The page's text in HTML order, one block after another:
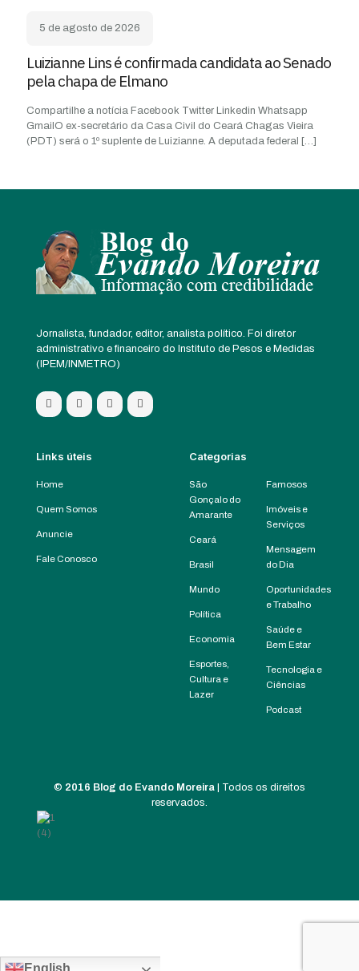
5 de agosto de 2026
Luizianne Lins é confirmada candidata ao Senado
pela chapa de Elmano
Compartilhe a notícia Facebook Twitter Linkedin Whatsapp
GmailO ex-secretário da Casa Civil do Ceará Chagas Vieira
(PDT) será o 1º suplente de Luizianne. A deputada federal […]
Jornalista, fundador, editor, analista político. Foi diretor
administrativo e financeiro do Instituto de Pesos e Medidas
(IPEM/INMETRO)
Links úteis
Home
Quem Somos
Anuncie
Fale Conosco
Categorias
São
Gonçalo do
Amarante
Ceará
Brasil
Mundo
Política
Economia
Esportes,
Cultura e
Lazer
Famosos
Imóveis e
Serviços
Mensagem
do Dia
Oportunidades
e Trabalho
Saúde e
Bem Estar
Tecnologia e
Ciências
Podcast
© 2016 Blog do Evando Moreira | Todos os direitos
reservados.